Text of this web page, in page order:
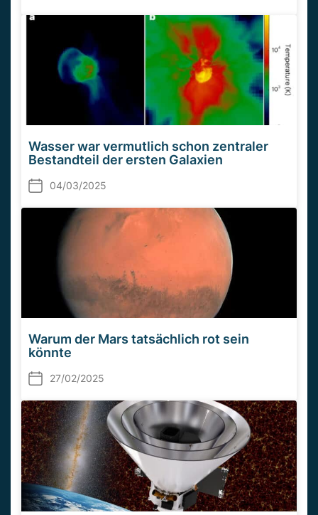
Wasser war vermutlich schon zentraler
Bestandteil der ersten Galaxien
04/03/2025
Warum der Mars tatsächlich rot sein
könnte
27/02/2025